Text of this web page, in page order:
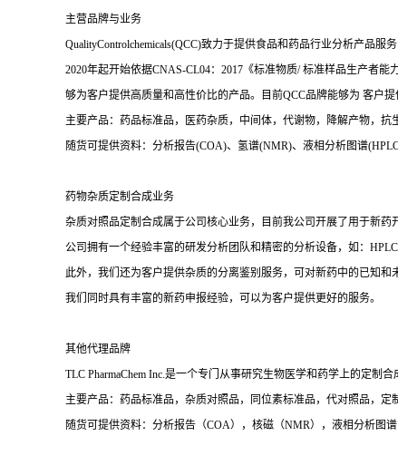
主营品牌与业务
QualityControlchemicals(QCC)致力于提供食品和药品行业分析产品
2020年起开始依据CNAS-CL04：2017《标准物质/ 标准样品生产者
够为客户提供高质量和高性价比的产品。目前QCC品牌能够为 客户提
主要产品：药品标准品，医药杂质，中间体，代谢物，降解产物，
随货可提供资料：分析报告(COA)、氢谱(NMR)、液相分析图谱
药物杂质定制合成业务
杂质对照品定制合成属于公司核心业务，目前我公司开展了用于新
公司拥有一个经验丰富的研发分析团队和精密的分析设备，如：
此外，我们还为客户提供杂质的分离鉴别服务，可对新药中的已知和
我们同时具有丰富的新药申报经验，可以为客户提供更好的服务。
其他代理品牌
TLC PharmaChem Inc.是一个专门从事研究生物医学和药学上的定制
主要产品：药品标准品，杂质对照品，同位素标准品，代对照品，定
随货可提供资料：分析报告（COA），核磁（NMR），液相分析图谱